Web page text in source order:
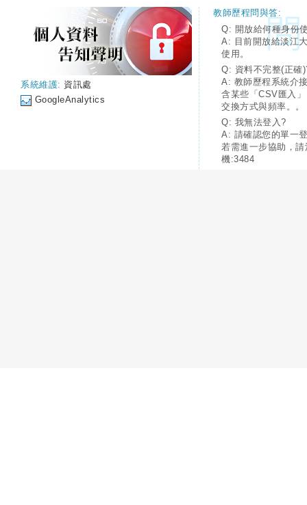
系統維護: 資訊處
GoogleAnalytics
教師歷程問與答:
Q: 開放給何種身份
A: 目前開放給淡江
使用。
Q: 資料不完整(正確
A: 教師歷程系統介
含某些「CSV匯入
交換方式與頻率。。
Q: 我無法登入?
A: 請確認您的單一
若需進一步協助，
機:3484